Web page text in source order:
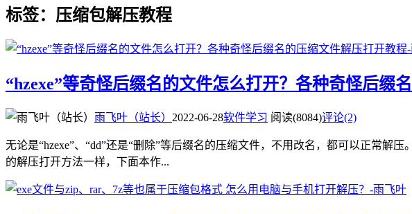
标签：压缩包解压教程
“hzexe”等奇怪后缀名的文件怎么打开？各种奇怪后缀
雨飞叶（站长） 2022-06-28软件学习 阅读(8084)评论(2)
无论是“hzexe”、“dd”还是“删除”等后缀名的压缩文件，不用改名，都可以正常解
的解压打开方法一样，下面本作...